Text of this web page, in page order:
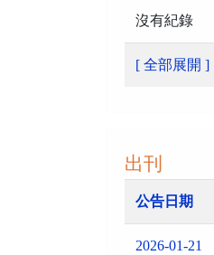
沒有紀錄
[ 全部展開 ]
出刊
公告日期
2026-01-21